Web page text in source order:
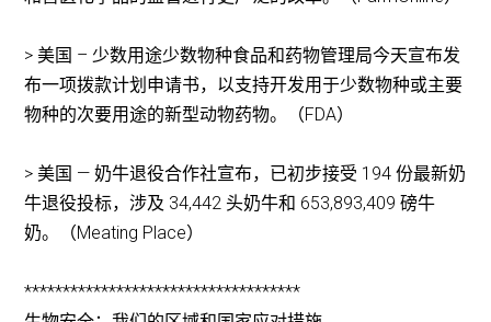
> 美国 – 少数用途少数物种食品和药物管理局今天宣布发
布一项拨款计划申请书，以支持开发用于少数物种或主要
物种的次要用途的新型动物药物。（FDA）
> 美国 — 奶牛退役合作社宣布，已初步接受 194 份最新奶
牛退役投标，涉及 34,442 头奶牛和 653,893,409 磅牛
奶。（Meating Place）
************************************